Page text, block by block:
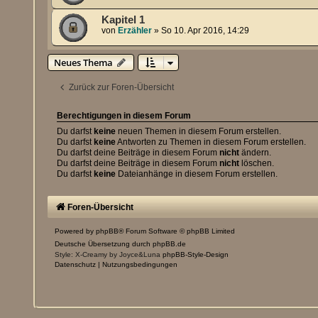
Kapitel 1
von Erzähler »So 10. Apr 2016, 14:29
Neues Thema
Zurück zur Foren-Übersicht
Berechtigungen in diesem Forum
Du darfst keine neuen Themen in diesem Forum erstellen.
Du darfst keineAntworten zu Themen in diesem Forum erstellen.
Du darfst deine Beiträge in diesem Forumnicht ändern.
Du darfst deine Beiträge in diesem Forumnicht löschen.
Du darfst keine Dateianhänge in diesem Forum erstellen.
Foren-Übersicht
Powered byphpBB® Forum Software © phpBB Limited
Deutsche Übersetzung durchphpBB.de
Style: X-Creamy by Joyce&LunaphpBB-Style-Design
Datenschutz |Nutzungsbedingungen